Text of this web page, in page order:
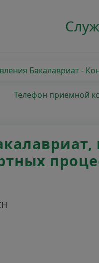
Бакалавриат -
Телефон приемной